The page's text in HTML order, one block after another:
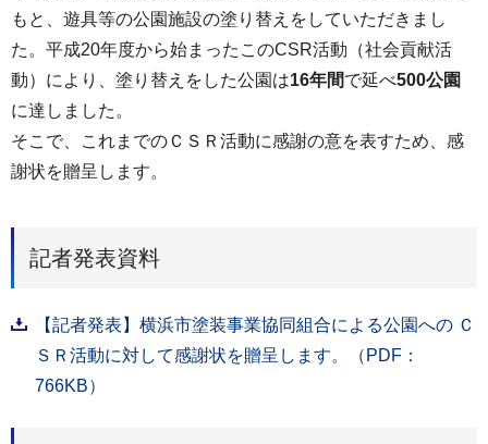
もと、遊具等の公園施設の塗り替えをしていただきまし
た。平成20年度から始まったこのCSR活動（社会貢献活
動）により、塗り替えをした公園は16年間で延べ500公園
に達しました。
そこで、これまでのＣＳＲ活動に感謝の意を表すため、感
謝状を贈呈します。
記者発表資料
【記者発表】横浜市塗装事業協同組合による公園への Ｃ
ＳＲ活動に対して感謝状を贈呈します。（PDF：
766KB）